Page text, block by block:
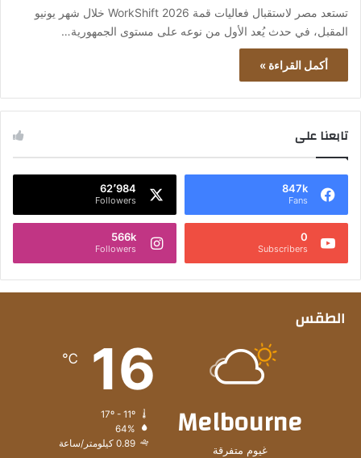
تستعد مصر لاستقبال فعاليات قمة WorkShift 2026 خلال شهر يونيو
المقبل، في حدث يُعد الأول من نوعه على مستوى الجمهورية…
أكمل القراءة »
تابعنا على
847k
Fans
62٬984
Followers
0
Subscribers
566k
Followers
الطقس
Melbourne
غيوم متفرقة
16
℃
64%
0.89 كيلومتر/ساعة